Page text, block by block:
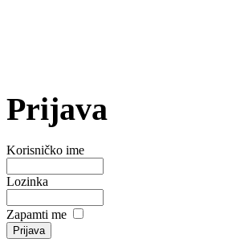
Prijava
Korisničko ime
Lozinka
Zapamti me